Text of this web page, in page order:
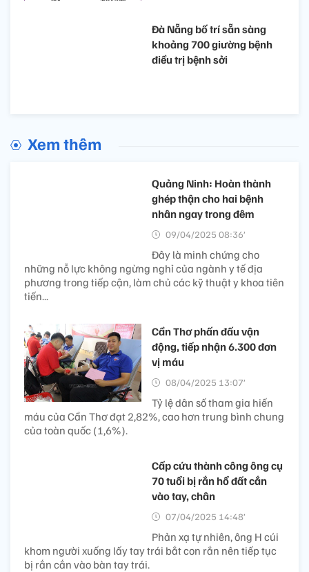
Đà Nẵng bố trí sẵn sàng
khoảng 700 giường bệnh
điều trị bệnh sởi
Xem thêm
Quảng Ninh: Hoàn thành
ghép thận cho hai bệnh
nhân ngay trong đêm
09/04/2025 08:36’
Đây là minh chứng cho
những nỗ lực không ngừng nghỉ của ngành y tế địa
phương trong tiếp cận, làm chủ các kỹ thuật y khoa tiên
tiến...
Cần Thơ phấn đấu vận
động, tiếp nhận 6.300 đơn
vị máu
08/04/2025 13:07’
Tỷ lệ dân số tham gia hiến
máu của Cần Thơ đạt 2,82%, cao hơn trung bình chung
của toàn quốc (1,6%).
Cấp cứu thành công ông cụ
70 tuổi bị rắn hổ đất cắn
vào tay, chân
07/04/2025 14:48’
Phản xạ tự nhiên, ông H cúi
khom người xuống lấy tay trái bắt con rắn nên tiếp tục
bị rắn cắn vào bàn tay trái.